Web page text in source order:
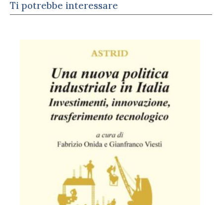
Ti potrebbe interessare